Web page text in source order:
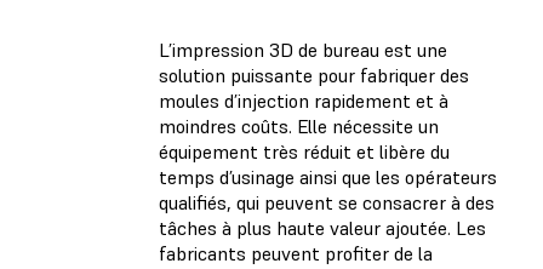
L’impression 3D de bureau est une
solution puissante pour fabriquer des
moules d’injection rapidement et à
moindres coûts. Elle nécessite un
équipement très réduit et libère du
temps d’usinage ainsi que les opérateurs
qualifiés, qui peuvent se consacrer à des
tâches à plus haute valeur ajoutée. Les
fabricants peuvent profiter de la